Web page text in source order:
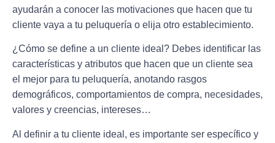
ayudarán a conocer las motivaciones que hacen que tu
cliente vaya a tu peluquería o elija otro establecimiento.
¿Cómo se define a un cliente ideal? Debes identificar las
características y atributos que hacen que un cliente sea
el mejor para tu peluquería, anotando rasgos
demográficos, comportamientos de compra, necesidades,
valores y creencias, intereses…
Al definir a tu cliente ideal, es importante ser específico y